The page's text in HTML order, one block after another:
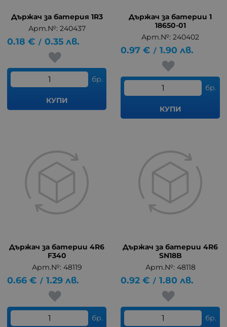
Държач за батерия 1R3
Арт.№: 240437
0.18 € / 0.35 лв.
бр.
КУПИ
Държач за батерии 1
18650-01
Арт.№: 240402
0.97 € / 1.90 лв.
бр.
КУПИ
Държач за батерии 4R6
F340
Арт.№: 48119
0.66 € / 1.29 лв.
бр.
Държач за батерии 4R6
SN18B
Арт.№: 48118
0.92 € / 1.80 лв.
бр.